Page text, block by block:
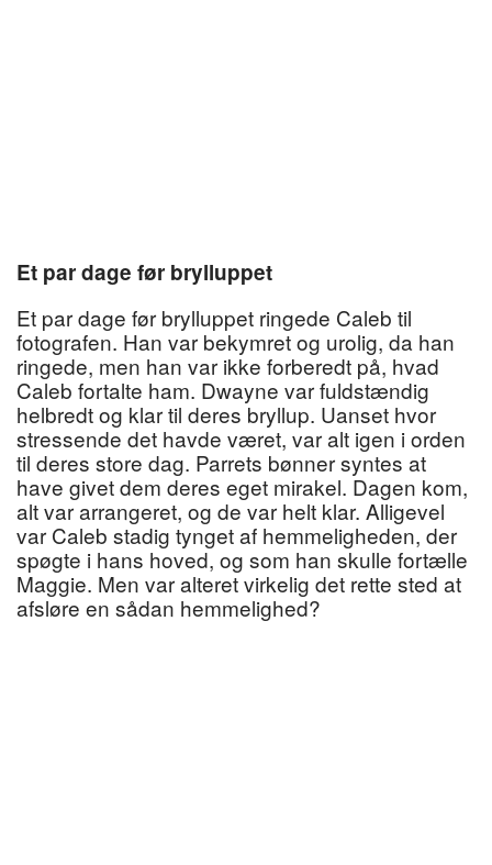
Et par dage før brylluppet
Et par dage før brylluppet ringede Caleb til
fotografen. Han var bekymret og urolig, da han
ringede, men han var ikke forberedt på, hvad
Caleb fortalte ham. Dwayne var fuldstændig
helbredt og klar til deres bryllup. Uanset hvor
stressende det havde været, var alt igen i orden
til deres store dag. Parrets bønner syntes at
have givet dem deres eget mirakel. Dagen kom,
alt var arrangeret, og de var helt klar. Alligevel
var Caleb stadig tynget af hemmeligheden, der
spøgte i hans hoved, og som han skulle fortælle
Maggie. Men var alteret virkelig det rette sted at
afsløre en sådan hemmelighed?